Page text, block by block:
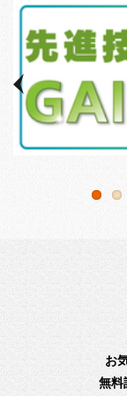
お
無料